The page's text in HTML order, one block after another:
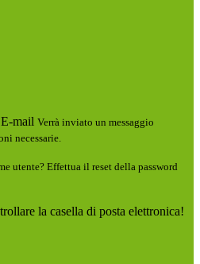
E-mail Verrà inviato un messaggio
necessarie.
utente? Effettua il reset della password
la casella di posta elettronica!